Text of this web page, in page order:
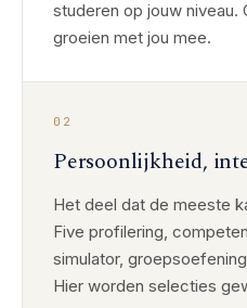
studeren op jouw niveau.
groeien met jou mee.
02
Persoonlijkheid,
Het deel dat de meeste
Five profilering,
simulator,
Hier worden selecties